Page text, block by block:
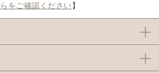
をご確認ください 】